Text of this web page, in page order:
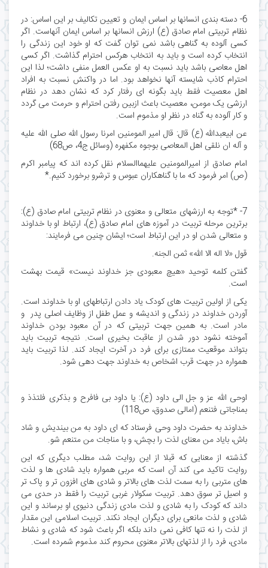
6- دسته بندی انسانها بر اساس ایمان و تعیین تکالیف بر این اساس: در
نظام تربیتی امام صادق (ع) ارزش انسانها بر اساس ایمان آنهاست. اگر
کسی آلوده به گناهی باشد نمی توان گفت که او خود این زندگی را
انتخاب کرده است و باید به انتخاب هرکس احترام گذاشت. اگر کسی
اهل معاصی باشد باید نسبت به او عکس العمل منفی داشت؛ لذا این
احترام کاذب شایسته آنها نخواهد بود. اما در واکنش نسبت به افراد
اهل معصیت فقط باید بگونه ای رفتار کرد که نشان دهد در نظام
ارزشی یک مومن، معصیت باعث ازبین رفتن احترام و حرمت می گردد
و کار آلوده به گناه در نظر او مذموم است.
عن ابیعبدالله (ع) قال: قال امیر المومنین امرنا رسول الله صلی الله علیه
و آله ان نلقی اهل المعاصی بوجوه مکفهره (وسائل ج4، ص68)
امام صادق از امیرالمومنین علیهماالسلام نقل کرده اند که پیامبر اکرم
(ص) امر فرمود که ما با گناهکاران عبوس و ترشرو برخورد کنیم.*
7- *توجه به ارزشهای متعالی و معنوی در نظام تربیتی امام صادق (ع):
برترین مرحله تربیت در آموزه های امام صادق (ع)، ارتباط او با خداوند
و متعالی شدن او در این ارتباط است؛ ایشان چنین می فرمایند:
قول «لا اله الا الله» ثمن الجنه.
گفتن کلمه توحید «هیچ معبودی جز خداوند نیست» قیمت بهشت
است.
یکی از اولین تربیت های کودک یاد دادن ارتباطهای او با خداوند است.
آوردن خداوند در زندگی و اندیشه و عمل طفل از وظایف اصلی پدر و
مادر است. به همین جهت تربیتی که در آن معبود بودن خداوند
آموخته نشود دور شدن از عاقبت بخیری است. نتیجه تربیت باید
بتواند موقعیت ممتازی برای فرد در آخرت ایجاد کند. لذا تربیت باید
همواره در جهت قرب اشخاص به خداوند جهت دهی شود.
اوحی الله عز و جل الی داود (ع): یا داود بی فافرح و بذکری فلتذذ و
بمناجاتی فتنعم (امالی صدوق، ص118)
خداوند به حضرت داود وحی فرستاد که ای داود به من بیندیش و شاد
باش، بایاد من معنای لذت را بچش، و با مناجات من متنعم شو.
گذشته از معنایی که قبلا از این روایت شد، مطلب دیگری که این
روایت تاکید می کند آن است که مربی همواره باید شادی ها و لذت
های متربی را به سمت لذت های بالاتر و شادی های افزون تر و پاک تر
و اصیل تر سوق دهد. تربیت سکولار غربی تربیت را فقط در حدی می
داند که کودک را به شادی و لذت مادی زندگی دنیوی او برساند و این
شادی و لذت مانعی برای دیگران ایجاد نکند. تربیت اسلامی این مقدار
از لذت را نه تنها کافی نمی داند بلکه اگر باعث شود که شادی و نشاط
مادی، فرد را از لذتهای بالاتر معنوی محروم کند مذموم شمرده است.